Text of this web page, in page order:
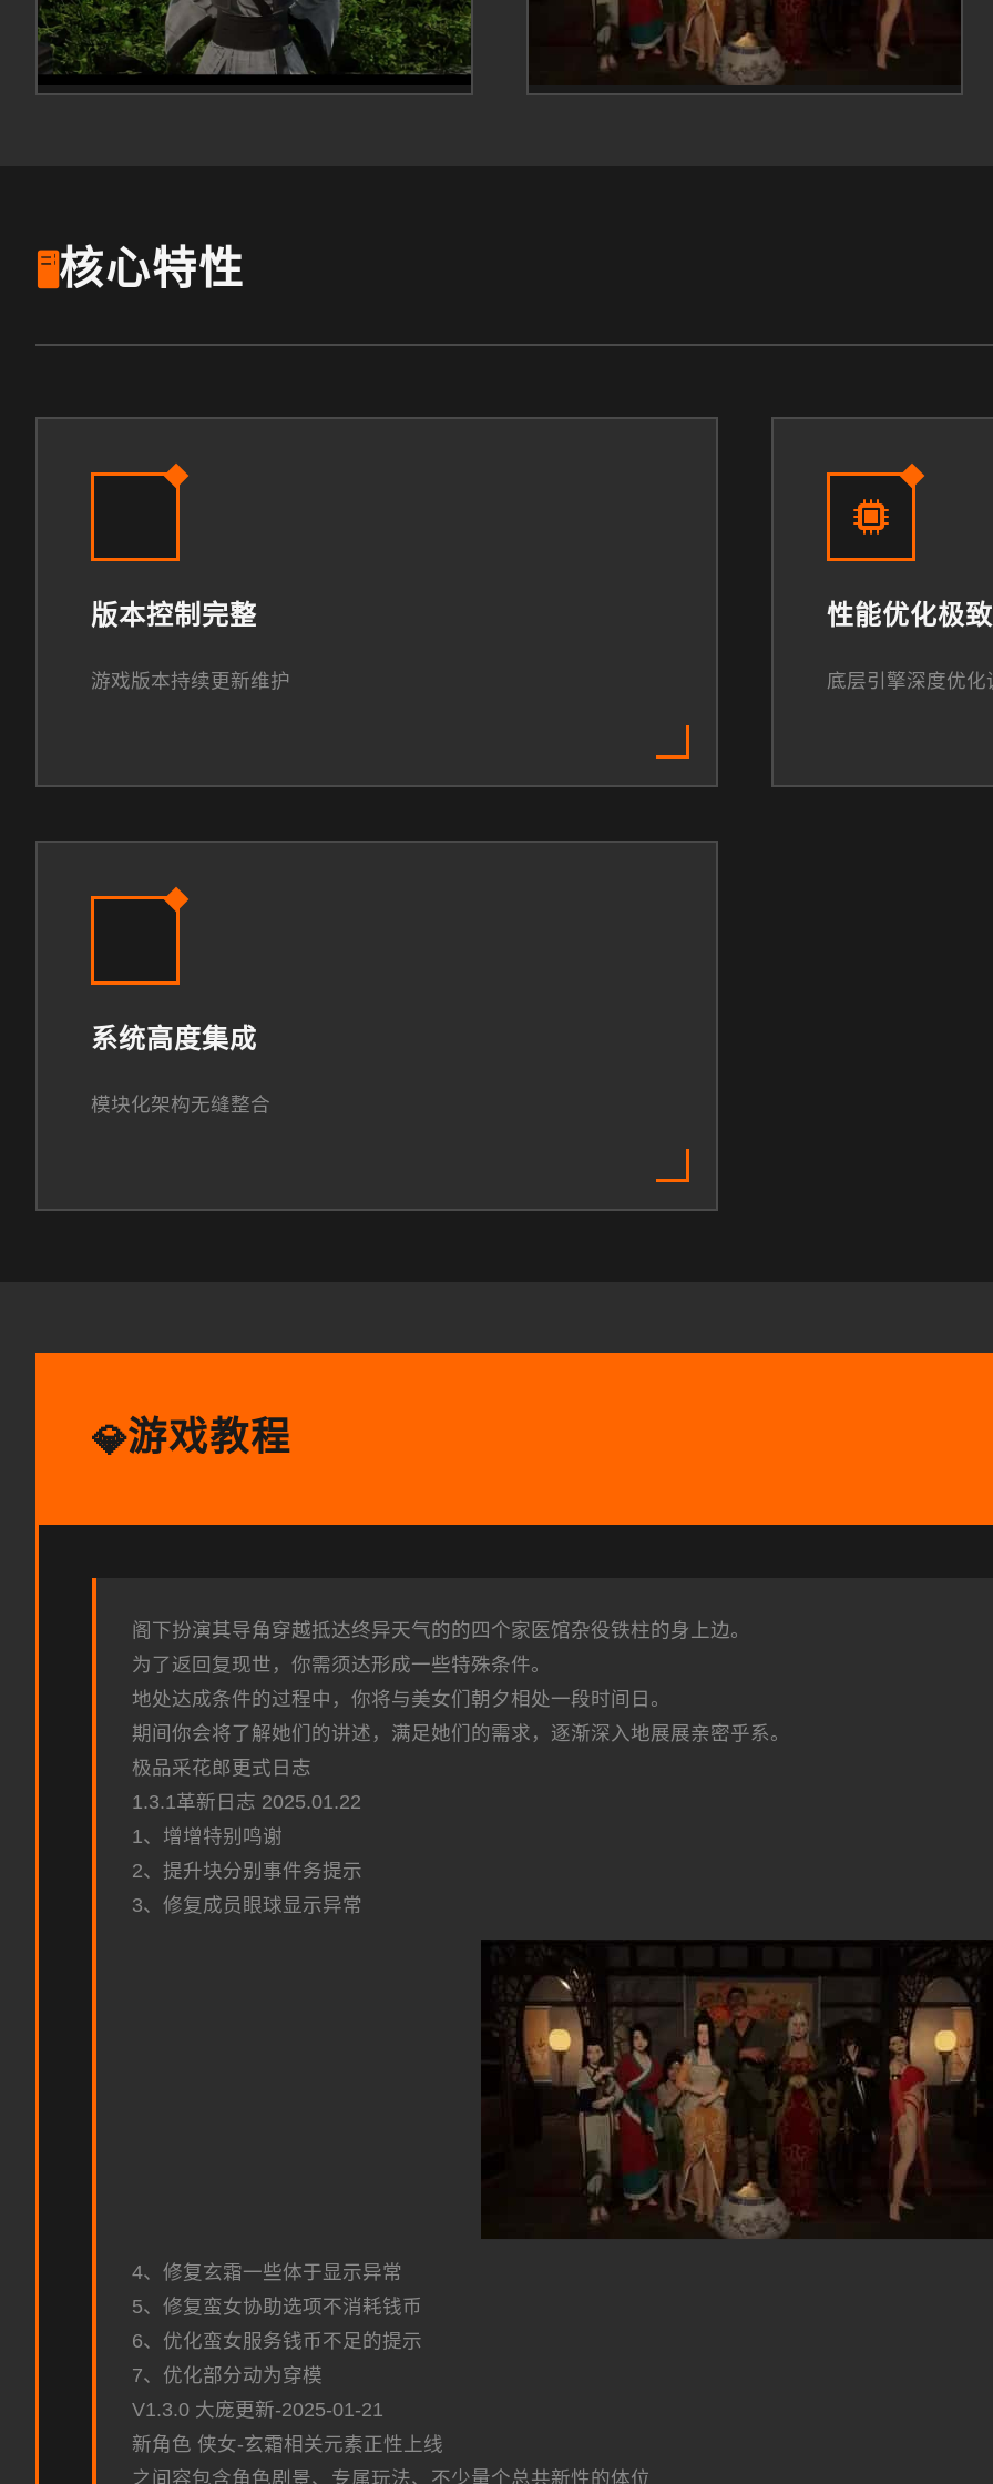
🖥️核心特性
版本控制完整
游戏版本持续更新维护
性能优化极致
底层引擎深度优化
系统高度集成
模块化架构无缝整合
💎游戏教程
阁下扮演其导角穿越抵达终异天气的的四个家医馆杂役铁柱的身上边。
为了返回复现世，你需须达形成一些特殊条件。
地处达成条件的过程中， 你将与美女们朝夕相处一段时间日。
期间你会将了解她们的讲述，满足她们的需求，逐渐深入地展展亲密乎系。
极品采花郎更式日志
1.3.1革新日志 2025.01.22
1、增增特别鸣谢
2、提升块分别事件务提示
3、修复成员眼球显示异常
4、修复玄霜一些体于显示异常
5、修复蛮女协助选项不消耗钱币
6、优化蛮女服务钱币不足的提示
7、优化部分动为穿模
V1.3.0 大庞更新-2025-01-21
新角色 侠女-玄霜相关元素正性上线
之间容包含角色剧景、专属玩法、不少量个总共新性的体位